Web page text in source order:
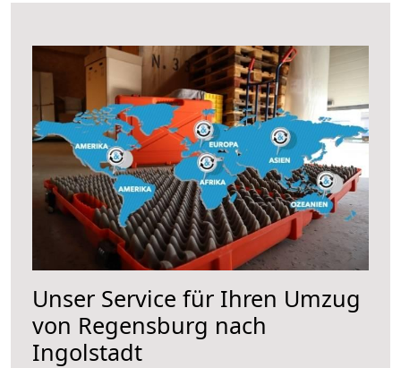
Unser Service für Ihren Umzug
von Regensburg nach
Ingolstadt